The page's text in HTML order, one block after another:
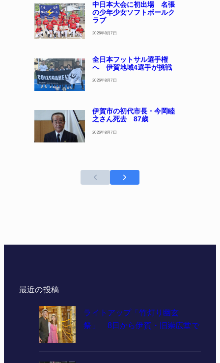
中日本大会に初出場 名張
の少年少女ソフトボールク
ラブ
2026年8月7日
全日本フットサル選手権
へ 伊賀地域4選手が挑戦
2026年8月7日
伊賀市の初代市長・今岡睦
之さん死去 87歳
2026年8月7日
最近の投稿
ライトアップ「竹灯り幽玄
祭」 8日から伊賀・旧崇広堂で